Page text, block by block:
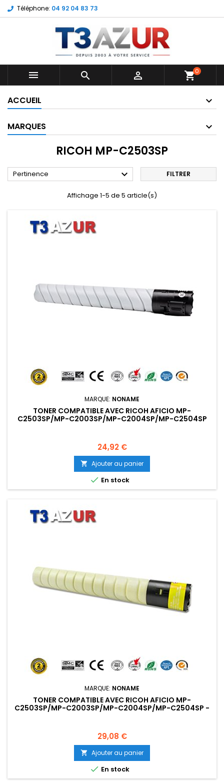
Téléphone: 04 92 04 83 73
   shopping_cart0
ACCUEIL
MARQUES
RICOH MP-C2503SP
Pertinence  FILTRER
Affichage 1-5 de 5 article(s)
MARQUE: NONAME
TONER COMPATIBLE AVEC RICOH AFICIO MP-
C2503SP/MP-C2003SP/MP-C2004SP/MP-C2504SP
Prix
24,92 €
 Ajouter au panier
 En stock
MARQUE: NONAME
TONER COMPATIBLE AVEC RICOH AFICIO MP-
C2503SP/MP-C2003SP/MP-C2004SP/MP-C2504SP -
Prix
29,08 €
 Ajouter au panier
 En stock